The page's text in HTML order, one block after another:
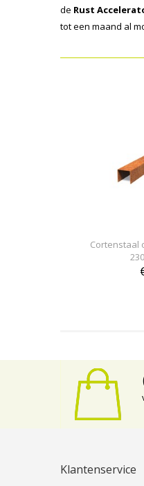
de Rust
tot een maand al
Cortenstaal
Klantenservice